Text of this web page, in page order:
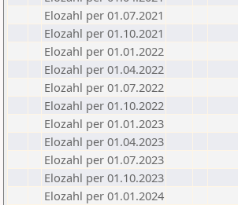
Elozahl per 01.07.2021
Elozahl per 01.10.2021
Elozahl per 01.01.2022
Elozahl per 01.04.2022
Elozahl per 01.07.2022
Elozahl per 01.10.2022
Elozahl per 01.01.2023
Elozahl per 01.04.2023
Elozahl per 01.07.2023
Elozahl per 01.10.2023
Elozahl per 01.01.2024